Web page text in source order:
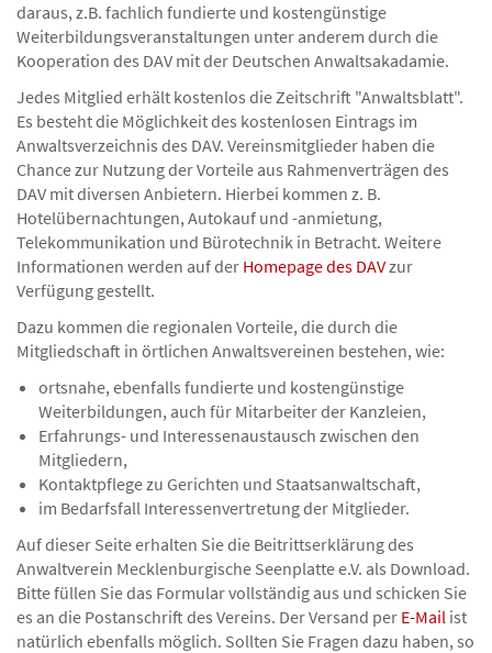
daraus, z.B. fachlich fundierte und kostengünstige
Weiterbildungsveranstaltungen unter anderem durch die
Kooperation des DAV mit der Deutschen Anwaltsakadamie.
Jedes Mitglied erhält kostenlos die Zeitschrift "Anwaltsblatt".
Es besteht die Möglichkeit des kostenlosen Eintrags im
Anwaltsverzeichnis des DAV. Vereinsmitglieder haben die
Chance zur Nutzung der Vorteile aus Rahmenverträgen des
DAV mit diversen Anbietern. Hierbei kommen z. B.
Hotelübernachtungen, Autokauf und -anmietung,
Telekommunikation und Bürotechnik in Betracht. Weitere
Informationen werden auf der Homepage des DAVzur
Verfügung gestellt.
Dazu kommen die regionalen Vorteile, die durch die
Mitgliedschaft in örtlichen Anwaltsvereinen bestehen, wie:
ortsnahe, ebenfalls fundierte und kostengünstige
Weiterbildungen, auch für Mitarbeiter der Kanzleien,
Erfahrungs- und Interessenaustausch zwischen den
Mitgliedern,
Kontaktpflege zu Gerichten und Staatsanwaltschaft,
im Bedarfsfall Interessenvertretung der Mitglieder.
Auf dieser Seite erhalten Sie die Beitrittserklärung des
Anwaltverein Mecklenburgische Seenplatte e.V. als Download.
Bitte füllen Sie das Formular vollständig aus und schicken Sie
es an die Postanschrift des Vereins. Der Versand per E-Mail ist
natürlich ebenfalls möglich. Sollten Sie Fragen dazu haben, so